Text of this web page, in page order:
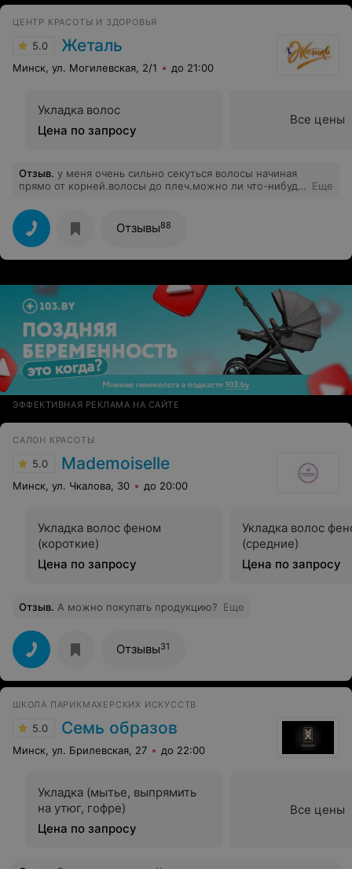
ЦЕНТР КРАСОТЫ И ЗДОРОВЬЯ
5.0 Жеталь
Минск, ул. Могилевская, 2/1 до 21:00
Укладка волос
Цена по запросу
Все цены
Отзыв. у меня очень сильно секуться волосы начиная
прямо от корней.волосы до плеч.можно ли что-нибудь
нужно записываться.сама я из осипович
Еще
Отзывы88
ЭФФЕКТИВНАЯ РЕКЛАМА НА САЙТЕ
САЛОН КРАСОТЫ
5.0 Mademoiselle
Минск, ул. Чкалова, 30 до 20:00
Укладка волос феном
(короткие)
Цена по запросу
Укладка волос
(средние)
Цена по запросу
Отзыв. А можно покупать продукцию? Еще
Отзывы31
ШКОЛА ПАРИКМАХЕРСКИХ ИСКУССТВ
5.0 Семь образов
Минск, ул. Брилевская, 27 до 22:00
Укладка (мытье, выпрямить
на утюг, гофре)
Цена по запросу
Все цены